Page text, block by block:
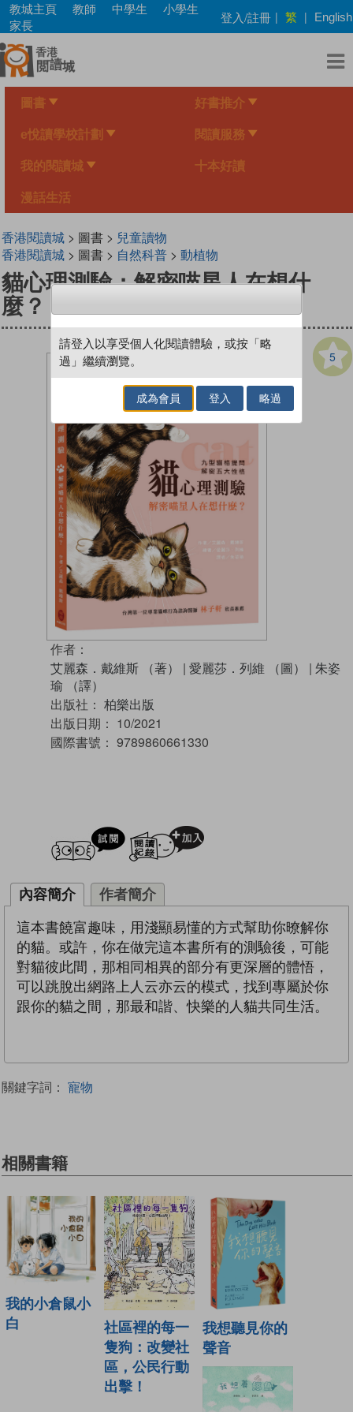
Skip
main
content
教城主頁 教師 中學生
小學生
家長
登入/註冊 | 繁 | English
圖書 好書推介
e悅讀學校計劃 閱讀服務
我的閱讀城 十本好讀
漫話生活
香港閱讀城> 圖書 > 兒童讀物
香港閱讀城> 圖書 > 自然科普> 動植物
貓心理測驗：解密喵星人在想什
麼？
5
作者：
艾麗森．戴維斯 （著）
| 愛麗莎．列維 （圖） | 朱姿
瑜 （譯）
出版社： 柏樂出版
出版日期： 10/2021
國際書號： 9789860661330
試閲
內容簡介 作者簡介
這本書饒富趣味，用淺顯易懂的方式幫助你暸解你
的貓。或許，你在做完這本書所有的測驗後，可能
對貓彼此間，那相同相異的部分有更深層的體悟，
可以跳脫出網路上人云亦云的模式，找到專屬於你
跟你的貓之間，那最和諧、快樂的人貓共同生活。
關鍵字詞： 寵物
相關書籍
我的小倉鼠小
白
社區裡的每一
隻狗：改變社
區，公民行動
出擊！
我想聽見你的
聲音
請登入以享受個人化閱讀體驗，或按「略
過」繼續瀏覽。
成為會員 登入 略過